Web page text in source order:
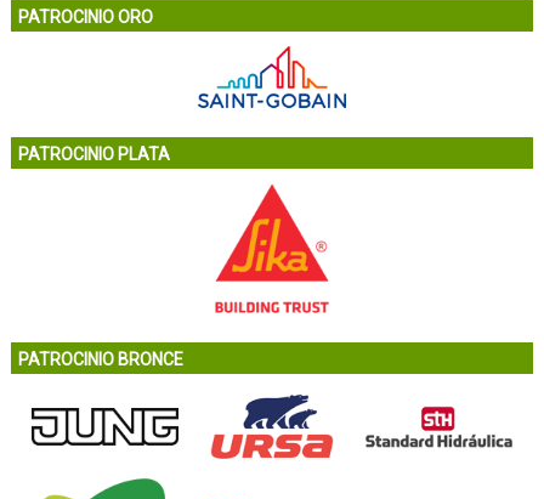
PATROCINIO ORO
PATROCINIO PLATA
PATROCINIO BRONCE